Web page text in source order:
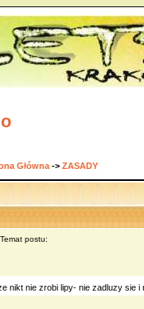
Główna -> ZASADY
postu:
nikt nie zrobi lipy- nie zadluzy sie i